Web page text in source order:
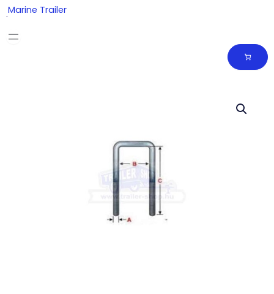
Skip
to
content
Marine Trailer